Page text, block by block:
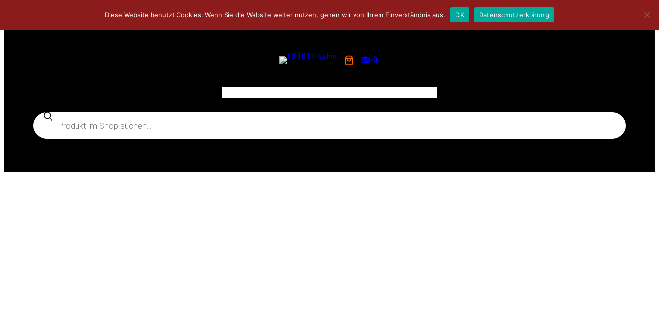
Inhalt
👨‍👨‍👦‍👦JETZT FAMILIENMITGLIED WERDEN!
📻📳
Products
search
Diese Website benutzt Cookies. Wenn Sie die Website weiter nutzen, gehen wir von Ihrem Einverständnis aus. OK Datenschutzerklärung